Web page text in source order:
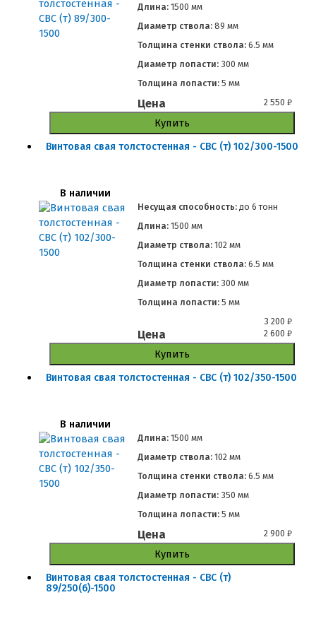
Длина:1500 мм
Диаметр ствола:89 мм
Толщина стенки ствола:6.5 мм
Диаметр лопасти:300 мм
Толщина лопасти:5 мм
Цена 2 550₽
Купить
Винтовая свая толстостенная - СВС (т) 102/300-1500
В наличии
Несущая способность: до 6 тонн
Длина:1500 мм
Диаметр ствола:102 мм
Толщина стенки ствола:6.5 мм
Диаметр лопасти:300 мм
Толщина лопасти:5 мм
3 200₽
Цена 2 600₽
Купить
Винтовая свая толстостенная - СВС (т) 102/350-1500
В наличии
Длина:1500 мм
Диаметр ствола:102 мм
Толщина стенки ствола:6.5 мм
Диаметр лопасти:350 мм
Толщина лопасти:5 мм
Цена 2 900₽
Купить
Винтовая свая толстостенная - СВС (т)
89/250(6)-1500